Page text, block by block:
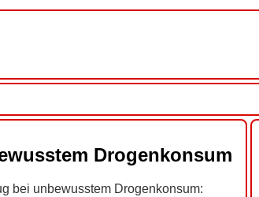
Drogenkonsum
bei unbewusstem Drogenkonsum: